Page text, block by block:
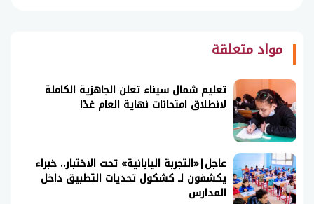
مواد متعلقة
تعليم شمال سيناء تعلن الجاهزية الكاملة
لانطلاق امتحانات نهاية العام غدًا
عاجل|«التجربة اليابانية» تحت الاختبار.. خبراء
يكشفون لـ كشكول تحديات التطبيق داخل
المدارس